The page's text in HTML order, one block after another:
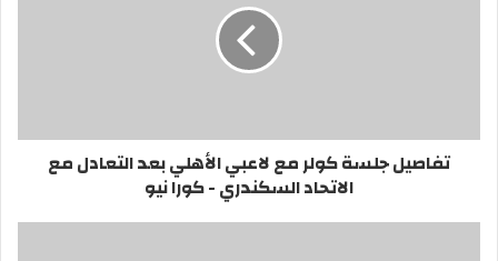
تفاصيل جلسة كولر مع لاعبي الأهلي بعد التعادل مع
الاتحاد السكندري - كورا نيو